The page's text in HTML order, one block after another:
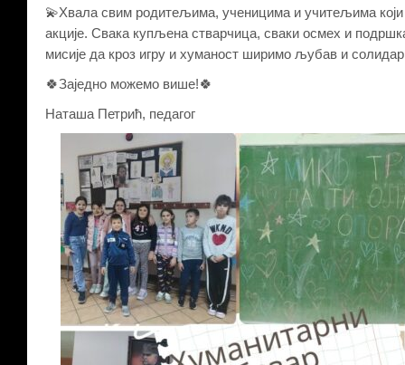
💫Хвала свим родитељима, ученицима и учитељима
акције. Свака купљена стварчица, сваки осмех и
мисије да кроз игру и хуманост ширимо љубав и
🍀Заједно можемо више!🍀
Наташа Петрић, педагог